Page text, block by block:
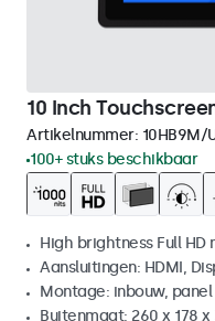
10 Inch
Artikelnummer: 10HB9M/
100+ stuks beschikbaar
High brightness Full
Aansluitingen: HDMI,
Montage: inbouw,
Buitenmaat: 260 x 178 x